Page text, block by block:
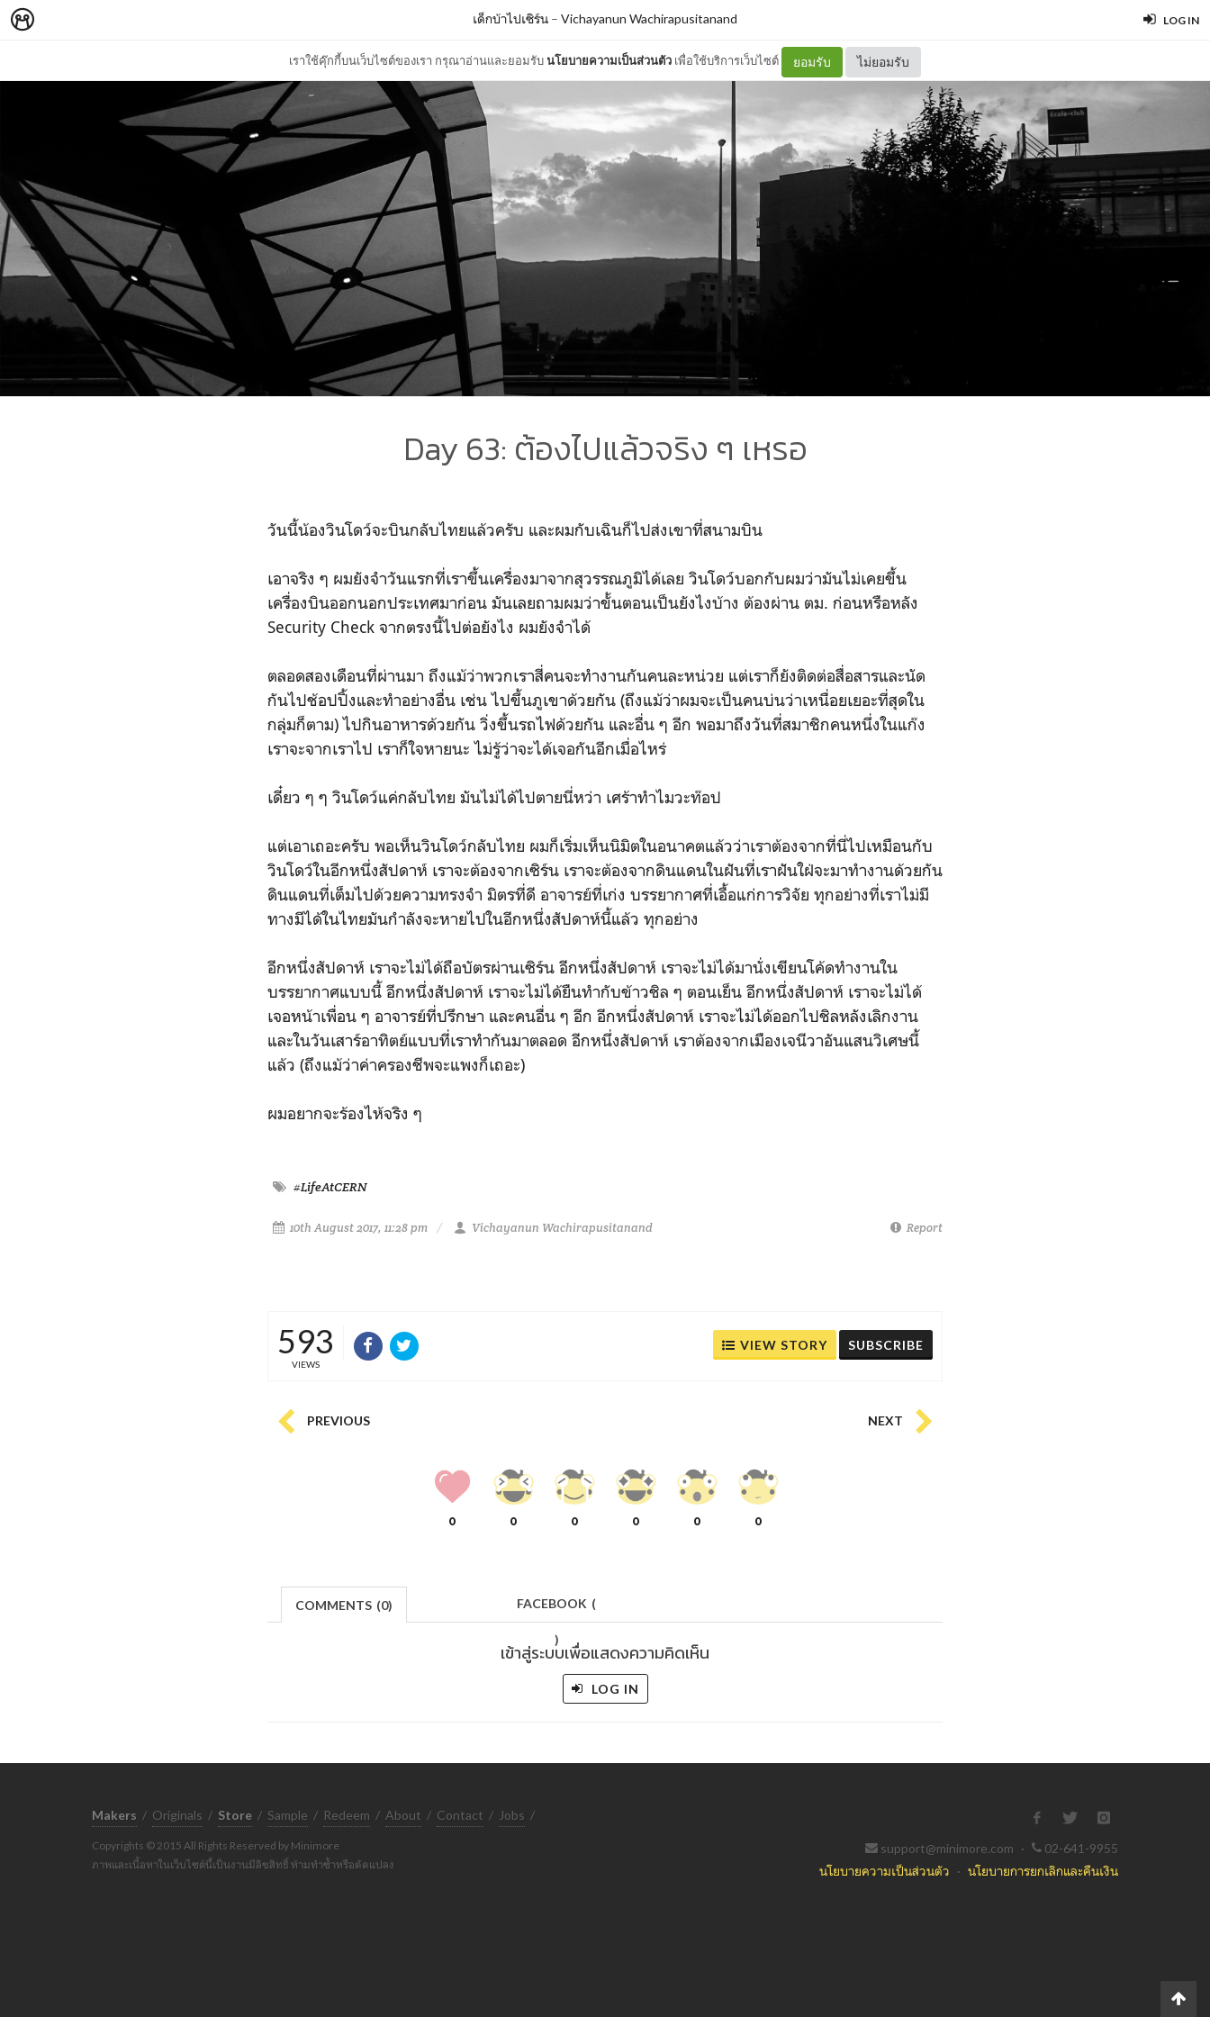
LOG IN
เราใช้คุ๊กกี้บนเว็บไซต์ของเรา กรุณาอ่านและยอมรับนโยบายความเป็นส่วนตัว เพื่อใช้บริการเว็บไซต์ ยอมรับ ไม่ยอมรับ
เด็กบ้าไปเซิร์น – Vichayanun Wachirapusitanand
Day 63: ต้องไปแล้วจริง ๆ เหรอ
วันนี้น้องวินโดว์จะบินกลับไทยแล้วครับ และผมกับเฉินก็ไปส่งเขาที่สนามบิน
เอาจริง ๆ ผมยังจำวันแรกที่เราขึ้นเครื่องมาจากสุวรรณภูมิได้เลย วินโดว์บอกกับผมว่ามันไม่เคยขึ้น
เครื่องบินออกนอกประเทศมาก่อน มันเลยถามผมว่าขั้นตอนเป็นยังไงบ้าง ต้องผ่าน ตม. ก่อนหรือหลัง
Security Check จากตรงนี้ไปต่อยังไง ผมยังจำได้
ตลอดสองเดือนที่ผ่านมา ถึงแม้ว่าพวกเราสี่คนจะทำงานกันคนละหน่วย แต่เราก็ยังติดต่อสื่อสารและนัด
กันไปช้อปปิ้งและทำอย่างอื่น เช่น ไปขึ้นภูเขาด้วยกัน (ถึงแม้ว่าผมจะเป็นคนบ่นว่าเหนื่อยเยอะที่สุดใน
กลุ่มก็ตาม) ไปกินอาหารด้วยกัน วิ่งขึ้นรถไฟด้วยกัน และอื่น ๆ อีก พอมาถึงวันที่สมาชิกคนหนึ่งในแก๊ง
เราจะจากเราไป เราก็ใจหายนะ ไม่รู้ว่าจะได้เจอกันอีกเมื่อไหร่
เดี๋ยว ๆ ๆ วินโดว์แค่กลับไทย มันไม่ได้ไปตายนี่หว่า เศร้าทำไมวะท๊อป
แต่เอาเถอะครับ พอเห็นวินโดว์กลับไทย ผมก็เริ่มเห็นนิมิตในอนาคตแล้วว่าเราต้องจากที่นี่ไปเหมือนกับ
วินโดว์ในอีกหนึ่งสัปดาห์ เราจะต้องจากเซิร์น เราจะต้องจากดินแดนในฝันที่เราฝันใฝ่จะมาทำงานด้วยกัน
ดินแดนที่เต็มไปด้วยความทรงจำ มิตรที่ดี อาจารย์ที่เก่ง บรรยากาศที่เอื้อแก่การวิจัย ทุกอย่างที่เราไม่มี
ทางมีได้ในไทยมันกำลังจะหายไปในอีกหนึ่งสัปดาห์นี้แล้ว ทุกอย่าง
อีกหนึ่งสัปดาห์ เราจะไม่ได้ถือบัตรผ่านเซิร์น อีกหนึ่งสัปดาห์ เราจะไม่ได้มานั่งเขียนโค้ดทำงานใน
บรรยากาศแบบนี้ อีกหนึ่งสัปดาห์ เราจะไม่ได้ยืนทำกับข้าวชิล ๆ ตอนเย็น อีกหนึ่งสัปดาห์ เราจะไม่ได้
เจอหน้าเพื่อน ๆ อาจารย์ที่ปรึกษา และคนอื่น ๆ อีก อีกหนึ่งสัปดาห์ เราจะไม่ได้ออกไปชิลหลังเลิกงาน
และในวันเสาร์อาทิตย์แบบที่เราทำกันมาตลอด อีกหนึ่งสัปดาห์ เราต้องจากเมืองเจนีวาอันแสนวิเศษนี้
แล้ว (ถึงแม้ว่าค่าครองชีพจะแพงก็เถอะ)
ผมอยากจะร้องไห้จริง ๆ
#LifeAtCERN
10th August 2017, 11:28 pm Vichayanun Wachirapusitanand Report
593
VIEWS
VIEW STORY SUBSCRIBE
PREVIOUS NEXT
0 0 0 0 0 0
COMMENTS (0) FACEBOOK (
)
เข้าสู่ระบบเพื่อแสดงความคิดเห็น
LOG IN
Makers / Originals / Store / Sample / Redeem / About / Contact / Jobs /
Copyrights © 2015 All Rights Reserved by Minimore
ภาพและเนื้อหาในเว็บไซต์นี้เป็นงานมีลิขสิทธิ์ ห้ามทำซ้ำหรือดัดแปลง
support@minimore.com ·
02-641-9955
นโยบายความเป็นส่วนตัว · นโยบายการยกเลิกและคืนเงิน